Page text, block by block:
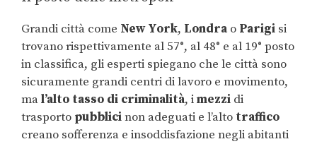
Grandi città come New York, Londra o Parigi si
trovano rispettivamente al 57°, al 48° e al 19° posto
in classifica, gli esperti spiegano che le città sono
sicuramente grandi centri di lavoro e movimento,
mal’alto tasso di criminalità, imezzi di
trasporto pubblicinon adeguati e l’alto traffico
creano sofferenza e insoddisfazione negli abitanti